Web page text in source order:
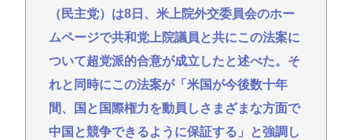
って何だっけ？
杉田水脈ってまともなこと言ってるから叩かれるん
だな
【動画】 35歳美人ママ👩、TV探偵ナイスクに出演も
老けすぎている48歳だろと誹謗中傷
面接官「一番結婚したいVTuberは誰ですか？」👈ど
（民主党）は8日、米上院外交委員会のホー
ムページで共和党上院議員と共にこの法案に
ついて超党派的合意が成立したと述べた。そ
れと同時にこの法案が「米国が今後数十年
間、国と国際権力を動員しさまざまな方面で
中国と競争できるように保証する」と強調し